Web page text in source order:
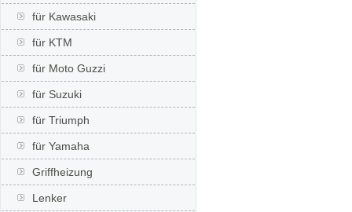
für Kawasaki
für KTM
für Moto Guzzi
für Suzuki
für Triumph
für Yamaha
Griffheizung
Lenker